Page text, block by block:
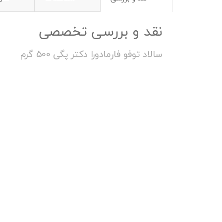
نقد و بررسی تخصصی
سالاد توفو فارمادورا دکتر پگی 500 گرم